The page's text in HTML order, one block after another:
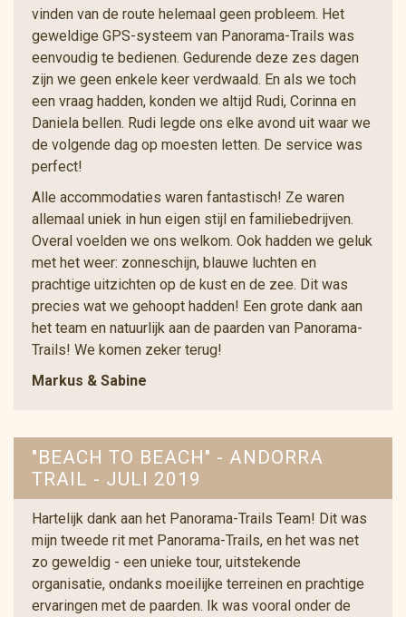
vinden van de route helemaal geen probleem. Het
geweldige GPS-systeem van Panorama-Trails was
eenvoudig te bedienen. Gedurende deze zes dagen
zijn we geen enkele keer verdwaald. En als we toch
een vraag hadden, konden we altijd Rudi, Corinna en
Daniela bellen. Rudi legde ons elke avond uit waar we
de volgende dag op moesten letten. De service was
perfect!
Alle accommodaties waren fantastisch! Ze waren
allemaal uniek in hun eigen stijl en familiebedrijven.
Overal voelden we ons welkom. Ook hadden we geluk
met het weer: zonneschijn, blauwe luchten en
prachtige uitzichten op de kust en de zee. Dit was
precies wat we gehoopt hadden! Een grote dank aan
het team en natuurlijk aan de paarden van Panorama-
Trails! We komen zeker terug!
Markus & Sabine
"BEACH TO BEACH" - ANDORRA
TRAIL - JULI 2019
Hartelijk dank aan het Panorama-Trails Team! Dit was
mijn tweede rit met Panorama-Trails, en het was net
zo geweldig - een unieke tour, uitstekende
organisatie, ondanks moeilijke terreinen en prachtige
ervaringen met de paarden. Ik was vooral onder de